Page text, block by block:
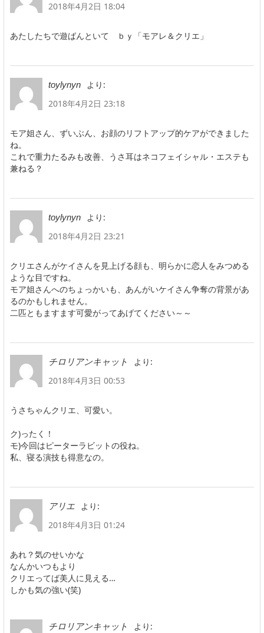
2018年4月2日 18:04
あたしたちで遊ばんといて ｂｙ「モアレ＆クリエ」
toylynyn
より:
2018年4月2日 23:18
モア姐さん、ずいぶん、お顔のリフトアップ的ケアができました
ね。
これで重力たるみも改善、うさ耳はネコフェイシャル・エステも
兼ねる？
toylynyn
より:
2018年4月2日 23:21
クリエさんがケイさんを見上げる顔も、明らかに恋人をみつめる
ような目ですね。
モア姐さんへのちょっかいも、あんがいケイさん争奪の背景があ
るのかもしれません。
二匹ともますます可愛がってあげてください～～
チロリアンキャット
より:
2018年4月3日 00:53
うさちゃんクリエ、可愛い。
ク)ったく！
モ)今回はピーターラビットの役ね。
私、寝る演技も得意なの。
アリエ
より:
2018年4月3日 01:24
あれ？気のせいかな
なんかいつもより
クリエってば美人に見える…
しかも気の強い(笑)
チロリアンキャット より: